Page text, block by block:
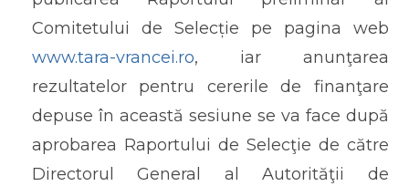
Comitetului de Selecție pe pagina web
www.tara-vrancei.ro, iar anunţarea
rezultatelor pentru cererile de finanţare
depuse în această sesiune se va face după
aprobarea Raportului de Selecţie de către
Directorul General al Autorităţii de